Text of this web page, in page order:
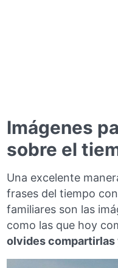
Imágenes
sobre el
Una excelente
frases del tiempo
familiares son las
como las que hoy
olvides compartirlas